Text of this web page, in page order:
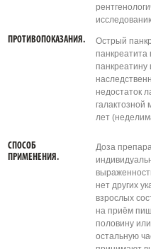
ПРОТИВОПОКАЗАНИЯ.
Острый
панкреатита
недостаток
галактозной
лет
СПОСОБ
ПРИМЕНЕНИЯ.
Доза
нет других
взрослых
на приём
половину
остальную